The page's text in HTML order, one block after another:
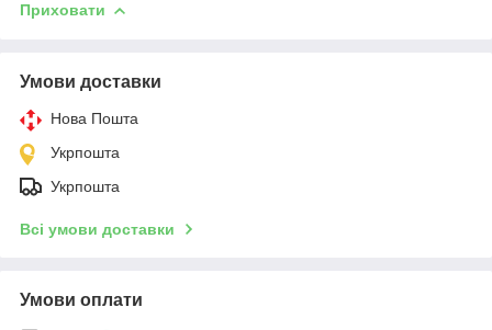
Приховати
Умови доставки
Нова Пошта
Укрпошта
Укрпошта
Всі умови доставки
Умови оплати